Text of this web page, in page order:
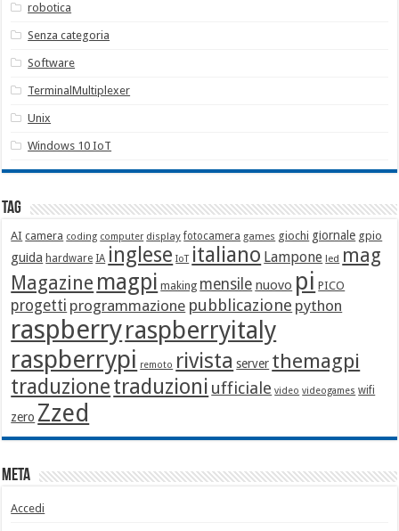
robotica
Senza categoria
Software
TerminalMultiplexer
Unix
Windows 10 IoT
Tag
AI camera coding computer display fotocamera games giochi giornale gpio
guida hardware IA inglese IoT italiano Lampone led mag
Magazine magpi making mensile nuovo pi PICO
progetti programmazione pubblicazione python
raspberryraspberryitaly
raspberrypi remoto rivista server themagpi
traduzionetraduzioni ufficiale video videogames wifi
zero Zzed
Meta
Accedi